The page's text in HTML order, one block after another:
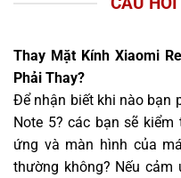
Thay Mặt Kính Xiaomi
Phải Thay?
Để nhận biết khi nào bạn
Note 5? các bạn sẽ
ứng và màn hình của
thường không? Nếu